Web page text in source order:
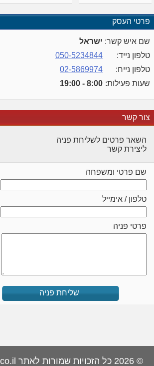
פרטי העסק
שם איש קשר: ישראל
טלפון נייד:
050-5234844
טלפון נייח:
02-5869974
שעות פעילות: 8:00 - 19:00
צור קשר
השאר פרטים לשליחת פניה
ליצירת קשר
שם פרטי ומשפחה
טלפון / אימייל
פרטי פניה
שליחת פניה
© 2026 כל הזכויות שמורות לאתר PisgaBiz.co.il